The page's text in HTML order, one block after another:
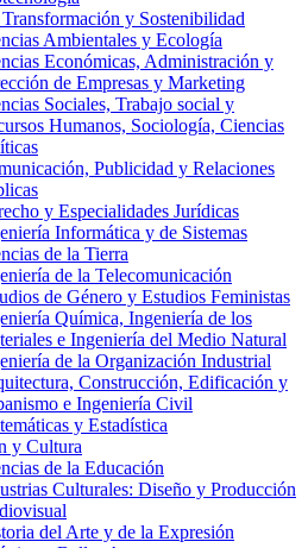
y Sostenibilidad
Ambientales y Ecología
Económicas, Administración y
de Empresas y Marketing
Sociales, Trabajo social y
Humanos, Sociología, Ciencias
Publicidad y Relaciones
y Especialidades Jurídicas
Informática y de Sistemas
de la Tierra
de la Telecomunicación
de Género y Estudios Feministas
Química, Ingeniería de los
e Ingeniería del Medio Natural
de la Organización Industrial
Construcción, Edificación y
e Ingeniería Civil
y Estadística
y Cultura
de la Educación
Culturales: Diseño y Producción
del Arte y de la Expresión